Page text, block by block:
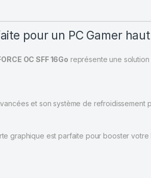
pour un PC Gamer
OC SFF 16Go représente une
et son système de
graphique est parfaite pour booster votre